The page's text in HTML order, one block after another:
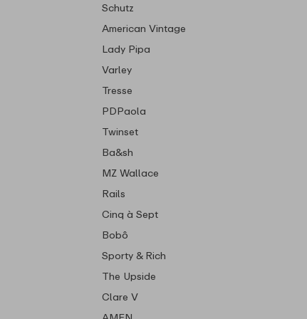
Schutz
American Vintage
Lady Pipa
Varley
Tresse
PDPaola
Twinset
Ba&sh
MZ Wallace
Rails
Cinq à Sept
Bobô
Sporty & Rich
The Upside
Clare V